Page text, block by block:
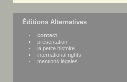
Éditions Alternatives
contact
présentation
la petite histoire
international rights
mentions légales